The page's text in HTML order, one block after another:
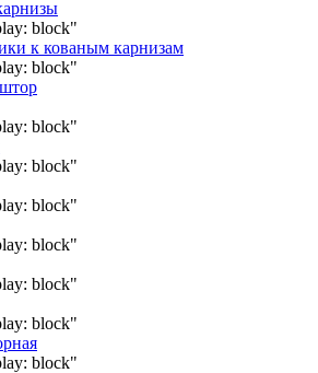
block"
к кованым карнизам
block"
block"
block"
block"
block"
block"
block"
block"